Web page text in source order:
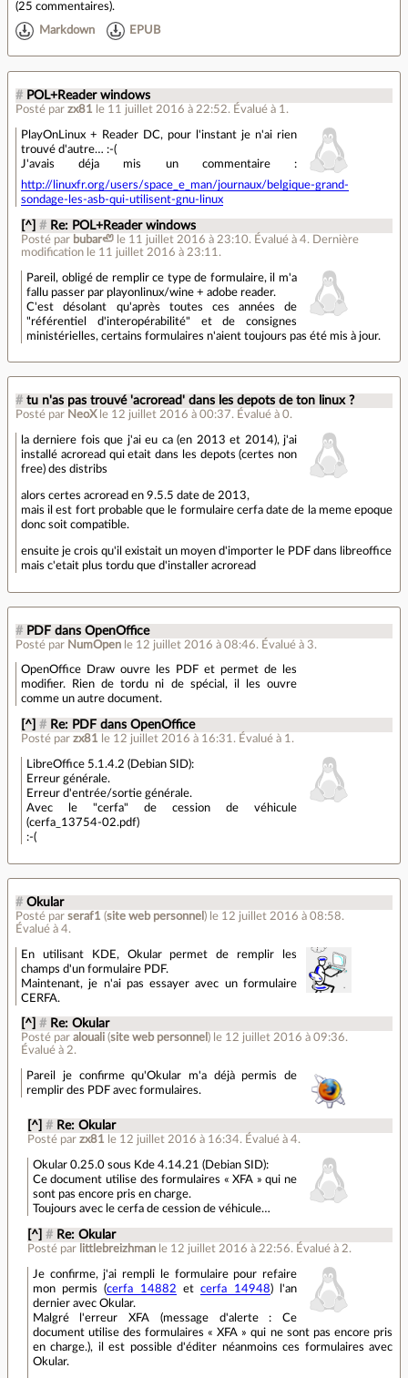
(25 commentaires).
Markdown EPUB
# POL+Reader windows
Posté par zx81 le 11 juillet 2016 à 22:52. Évalué à 1 .
PlayOnLinux + Reader DC, pour l'instant je n'ai rien
trouvé d'autre… :-(
J'avais déja mis un commentaire :
http://linuxfr.org/users/space_e_man/journaux/belgique-grand-
sondage-les-asb-qui-utilisent-gnu-linux
[^] # Re: POL+Reader windows
Posté par bubar🦥 le 11 juillet 2016 à 23:10. Évalué à4. Dernière
modification le 11 juillet 2016 à 23:11.
Pareil, obligé de remplir ce type de formulaire, il m'a
fallu passer par playonlinux/wine + adobe reader.
C'est désolant qu'après toutes ces années de
"référentiel d'interopérabilité" et de consignes
ministérielles, certains formulaires n'aient toujours pas été mis à jour.
# tu n'as pas trouvé 'acroread' dans les depots de ton linux ?
Posté par NeoX le 12 juillet 2016 à 00:37. Évalué à 0.
la derniere fois que j'ai eu ca (en 2013 et 2014), j'ai
installé acroread qui etait dans les depots (certes non
free) des distribs
alors certes acroread en 9.5.5 date de 2013,
mais il est fort probable que le formulaire cerfa date de la meme epoque
donc soit compatible.
ensuite je crois qu'il existait un moyen d'importer le PDF dans libreoffice
mais c'etait plus tordu que d'installer acroread
# PDF dans OpenOffice
Posté par NumOpen le 12 juillet 2016 à 08:46. Évalué à 3.
OpenOffice Draw ouvre les PDF et permet de les
modifier. Rien de tordu ni de spécial, il les ouvre
comme un autre document.
[^] # Re: PDF dans OpenOffice
Posté parzx81 le 12 juillet 2016 à 16:31 . Évalué à 1 .
LibreOffice 5.1.4.2 (Debian SID):
Erreur générale.
Erreur d'entrée/sortie générale.
Avec le "cerfa" de cession de véhicule
(cerfa_13754-02.pdf)
:-(
# Okular
Posté par seraf1 (site web personnel ) le 12 juillet 2016 à 08:58.
Évalué à 4.
En utilisant KDE, Okular permet de remplir les
champs d'un formulaire PDF.
Maintenant, je n'ai pas essayer avec un formulaire
CERFA.
[^] # Re: Okular
Posté paralouali (site web personnel ) le 12 juillet 2016 à 09:36.
Évalué à2.
Pareil je confirme qu'Okular m'a déjà permis de
remplir des PDF avec formulaires.
[^] # Re: Okular
Posté par zx81 le 12 juillet 2016 à 16:34. Évalué à 4.
Okular 0.25.0 sous Kde 4.14.21 (Debian SID):
Ce document utilise des formulaires « XFA » qui ne
sont pas encore pris en charge.
Toujours avec le cerfa de cession de véhicule…
[^] # Re: Okular
Posté par littlebreizhman le 12 juillet 2016 à 22:56. Évalué à 2.
Je confirme, j'ai rempli le formulaire pour refaire
mon permis (cerfa 14882 etcerfa 14948) l'an
dernier avec Okular.
Malgré l'erreur XFA (message d'alerte : Ce
document utilise des formulaires « XFA » qui ne sont pas encore pris
en charge.), il est possible d'éditer néanmoins ces formulaires avec
Okular.